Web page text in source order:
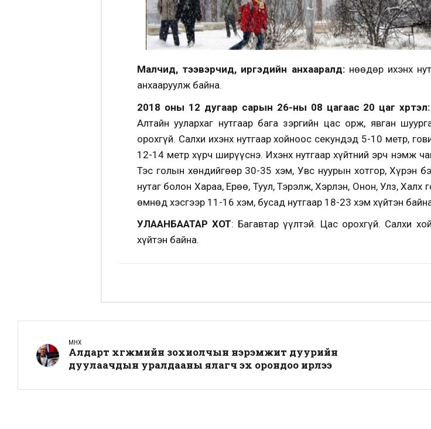
Малчид, тээвэрчид, иргэдийн анхааралд:Өнөөдөр ихэнх
анхааруулж байна.
2018 оны 12 дугаар сарын 26-ны 08 цагаас 20 цаг хүртэл:
Алтайн уулархаг нутгаар бага зэргийн цас орж, явган
орохгүй. Салхи ихэнх нутгаар хойноос секундэд 5-10 метр,
12-14 метр хүрч ширүүснэ. Ихэнх нутгаар хүйтний эрч нэмж
Тэс голын хөндийгөөр 30-35 хэм, Увс нуурын хотгор, Хүрэн
нутаг болон Хараа, Ерөө, Туул, Тэрэлж, Хэрлэн, Онон, Улз,
өмнөд хэсгээр 11-16 хэм, бусад нутгаар 18-23 хэм хүйтэн
УЛААНБААТАР ХОТ: Багавтар үүлтэй. Цас орохгүй. Салхи
хүйтэн байна.
ӨМНӨХ
Алдарт хөгжмийн зохиолчын нэрэмжит дуурийн
дуулаачдын уралдааны ялагч эх орондоо ирлээ